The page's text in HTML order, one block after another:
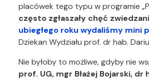
placówek tego typu w programie
często zgłaszały chęć
ubiegłego roku wydaliśmy mini
Dziekan Wydziału prof. dr hab.
Nie byłoby to możliwe, gdyby nie
prof. UG, mgr Błażej Bojarski,